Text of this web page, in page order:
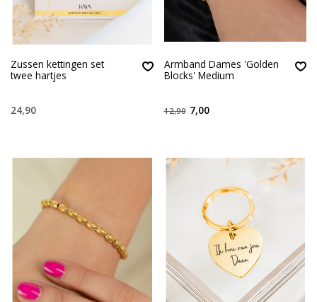
Zussen kettingen set
twee hartjes
24,90
Armband Dames 'Golden
Blocks' Medium
12,90 7,00